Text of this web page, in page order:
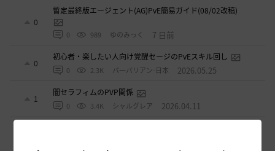
0
暫定最終版エージェント(AG)PvE簡易ガイド(08/02改稿)
0 989 ゆのみっく 7 日前
0
初心者・楽したい人向け覚醒セージのPvEスキル回し
0 2.3K バ一バリアン-日本 2026.05.25
1
闇セラフィムのPVP関係
0 3.4K シャルグレア 2026.04.11